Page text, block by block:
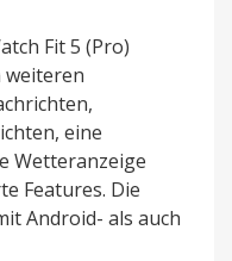
Fit 5 (Pro)
weiteren
eine
Wetteranzeige
Features. Die
Android- als auch